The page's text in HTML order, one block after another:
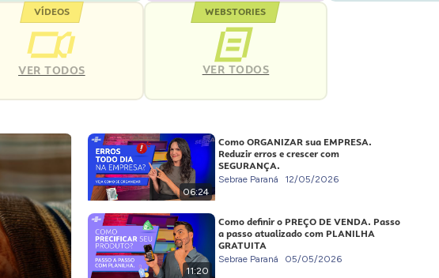
VÍDEOS
VER TODOS
WEBSTORIES
VER TODOS
06:24
Como ORGANIZAR sua EMPRESA.
Reduzir erros e crescer com
SEGURANÇA.
Sebrae Paraná 12/05/2026
11:20
Como definir o PREÇO DE VENDA. Passo
a passo atualizado com PLANILHA
GRATUITA
Sebrae Paraná 05/05/2026